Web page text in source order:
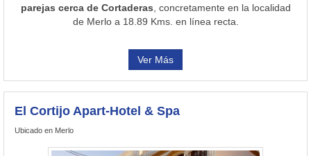
parejas cerca de Cortaderas , concretamente en la localidad
de Merlo a 18.89 Kms. en línea recta.
Ver Más
El Cortijo Apart-Hotel & Spa
Ubicado en Merlo